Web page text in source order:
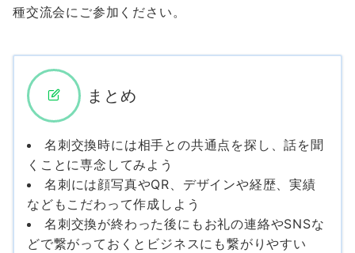
種交流会にご参加ください。
まとめ
名刺交換時には相手との共通点を探し、話を聞
くことに専念してみよう
名刺には顔写真やQR、デザインや経歴、実績
などもこだわって作成しよう
名刺交換が終わった後にもお礼の連絡やSNSな
どで繋がっておくとビジネスにも繋がりやすい